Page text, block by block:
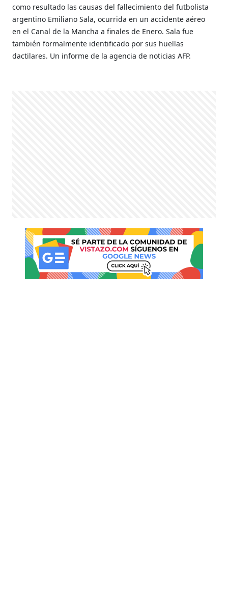
como resultado las causas del fallecimiento del futbolista
argentino Emiliano Sala, ocurrida en un accidente aéreo
en el Canal de la Mancha a finales de Enero. Sala fue
también formalmente identificado por sus huellas
dactilares. Un informe de la agencia de noticias AFP.